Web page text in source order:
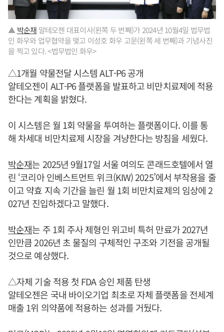
▲ 박순재 알테오젠 대표이사(왼쪽 두 번째)가 2024년 10월4일 법무법
인 화우와 업무협약을 맺고 이성호 화우 고문(왼쪽 세 번째)과 기념사진
을 찍고 있다. <법무법인 화우>
△1개월 약물전달 시스템 ALT-P6 공개
알테오젠이 ALT-P6 플랫폼을 발표하고 비만치료제에 적용
한다는 계획을 밝혔다.
이 시스템은 월 1회 약물을 투여하는 플랫폼이다. 이를 통
해 차세대 비만치료제 시장을 겨냥한다는 방침을 세웠다.
박순재는 2025년 9월17일 서울 여의도 콘래드호텔에서 열
린 ‘코리아 인베스트먼트 위크(KIW) 2025’에서 부작용을 줄
이고 약효 지속 기간을 늘린 월 1회 비만치료제의 임상에 2
027년 진입하겠다고 말했다.
박순재는 주 1회 주사 제형인 위고비 특허 만료가 2027년
인만큼 2026년 초 물질의 구체적인 구조와 기전을 공개될
것으로 예상했다.
△자체 기술 적용 첫 FDA 승인 제품 탄생
알테오젠은 국내 바이오기업 최초로 자체 플랫폼을 전세계
매출 1위 의약품에 적용하는 성과를 거뒀다.